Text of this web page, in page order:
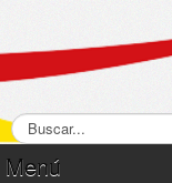
Menú